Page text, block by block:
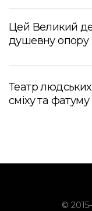
Цей Великий
душевну опору
Театр
сміху та фатуму
©